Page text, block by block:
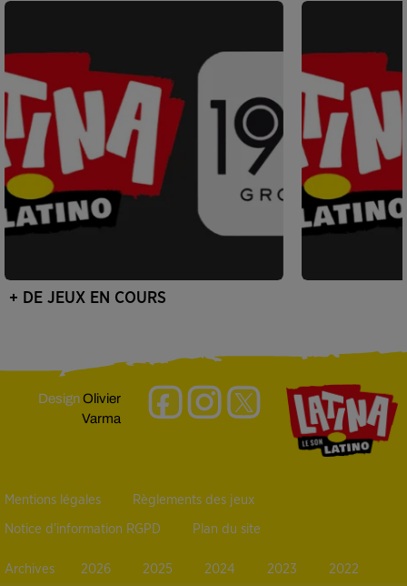
+ DE JEUX EN COURS
DesignOlivier
Varma
Mentions légales Règlements des jeux
Notice d’information RGPD Plan du site
Archives 2026 2025 2024 2023 2022